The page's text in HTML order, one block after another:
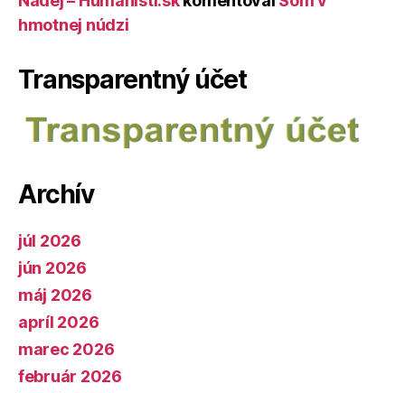
hmotnej núdzi
Transparentný účet
Archív
júl 2026
jún 2026
máj 2026
apríl 2026
marec 2026
február 2026